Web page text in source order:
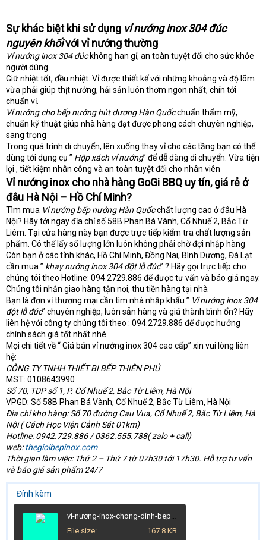
Sự khác biệt khi sử dụng vỉ nướng inox 304 đúc
nguyên khốivới vỉ nướng thường
Vỉ nướng inox 304 đúckhông han gỉ, an toàn tuyệt đối cho sức khỏe
người dùng
Giữ nhiệt tốt, đều nhiệt. Vỉ được thiết kế với những khoảng và độ lõm
vừa phải giúp thịt nướng, hải sản luôn thơm ngon nhất, chín tới
chuẩn vị.
Vỉ nướng cho bếp nướng hút dương Hàn Quốcchuẩn thẩm mỹ,
chuẩn kỹ thuật giúp nhà hàng đạt được phong cách chuyên nghiệp,
sang trọng
Trong quá trình di chuyển, lên xuống thay vỉ cho các tầng bạn có thể
dùng tới dụng cụ ” Hộp xách vỉ nướng” để dễ dàng di chuyển. Vừa tiện
lợi , tiết kiệm nhân công và an toàn tuyệt đối cho nhân viên
Vỉ nướng inox cho nhà hàng GoGi BBQ uy tín, giá rẻ ở
đâu Hà Nội – Hồ Chí Minh?
Tìm mua Vỉ nướng bếp nướng Hàn Quốcchất lượng cao ở đâu Hà
Nội? Hãy tới ngay địa chỉ số 58B Phan Bá Vành, Cổ Nhuế 2, Bắc Từ
Liêm. Tại cửa hàng này bạn được trực tiếp kiểm tra chất lượng sản
phẩm. Có thể lấy số lượng lớn luôn không phải chờ đợi nhập hàng
Còn bạn ở các tỉnh khác, Hồ Chí Minh, Đồng Nai, Bình Dương, Đà Lạt
cần mua ” khay nướng inox 304 đột lỗ đúc” ? Hãy gọi trực tiếp cho
chúng tôi theo Hotline: 094.2729.886 để được tư vấn và báo giá ngay.
Chúng tôi nhận giao hàng tận nơi, thu tiền hàng tại nhà
Bạn là đơn vị thương mại cần tìm nhà nhập khẩu ” Vỉ nướng inox 304
đột lỗ đúc” chuyên nghiệp, luôn sẵn hàng và giá thành bình ổn? Hãy
liên hệ với công ty chúng tôi theo : 094.2729.886 để được hưởng
chính sách giá tốt nhất nhé
Mọi chi tiết về “ Giá bán vỉ nướng inox 304 cao cấp” xin vui lòng liên
hệ:
CÔNG TY TNHH THIẾT BỊ BẾP THIÊN PHÚ
MST: 0108643990
Số 70, TDP số 1, P. Cổ Nhuế 2, Bắc Từ Liêm, Hà Nội
VPGD: Số 58B Phan Bá Vành, Cổ Nhuế 2, Bắc Từ Liêm, Hà Nội
Địa chỉ kho hàng: Số 70 đường Cau Vua, Cổ Nhuế 2, Bắc Từ Liêm, Hà
Nội ( Cách Học Viện Cảnh Sát 01km)
Hotline: 0942.729.886 / 0362.555.788( zalo + call)
web:thegioibepinox.com
Thời gian làm việc: Thứ 2 – Thứ 7 từ 07h30 tới 17h30. Hỗ trợ tư vấn
và báo giá sản phẩm 24/7
Đính kèm
vi-nương-inox-chong-dinh-bep-nuong-than-khong-khoi.jpg
File size
167.8 KB